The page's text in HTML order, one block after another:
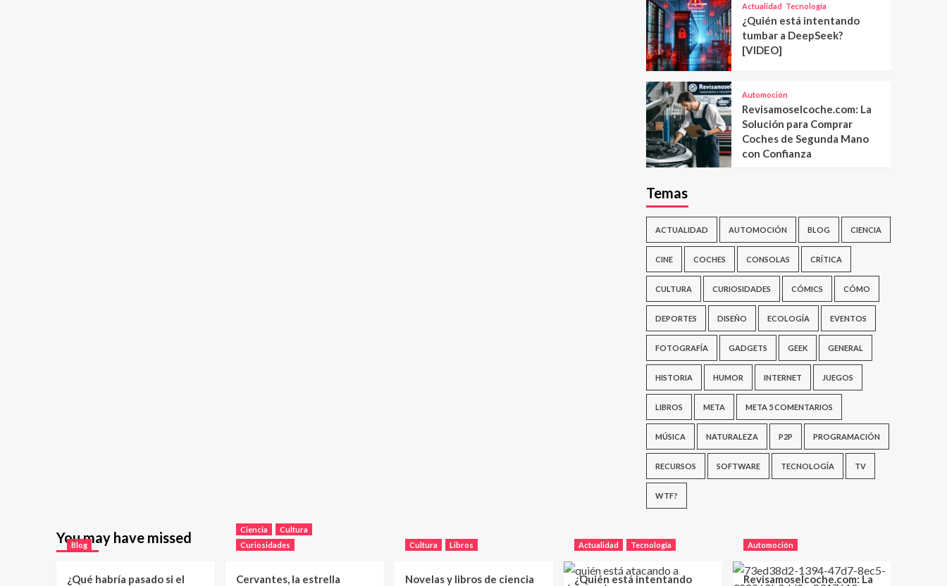
Actualidad Tecnología
¿Quién está intentando
tumbar a DeepSeek?
[VIDEO]
Automoción
Revisamoselcoche.com: La
Solución para Comprar
Coches de Segunda Mano
con Confianza
Temas
ACTUALIDAD AUTOMOCIÓN BLOG CIENCIA
CINE COCHES CONSOLAS CRÍTICA
CULTURA CURIOSIDADES CÓMICS CÓMO
DEPORTES DISEÑO ECOLOGÍA EVENTOS
FOTOGRAFÍA GADGETS GEEK GENERAL
HISTORIA HUMOR INTERNET JUEGOS
LIBROS META META 5 COMENTARIOS
MÚSICA NATURALEZA P2P PROGRAMACIÓN
RECURSOS SOFTWARE TECNOLOGÍA TV
WTF?
You may have missed
Blog
¿Qué habría pasado si el
Ciencia
Cultura
Curiosidades
Cervantes, la estrella
Cultura Libros
Novelas y libros de ciencia
Actualidad Tecnología
¿Quién está intentando
Automoción
Revisamoselcoche.com: La